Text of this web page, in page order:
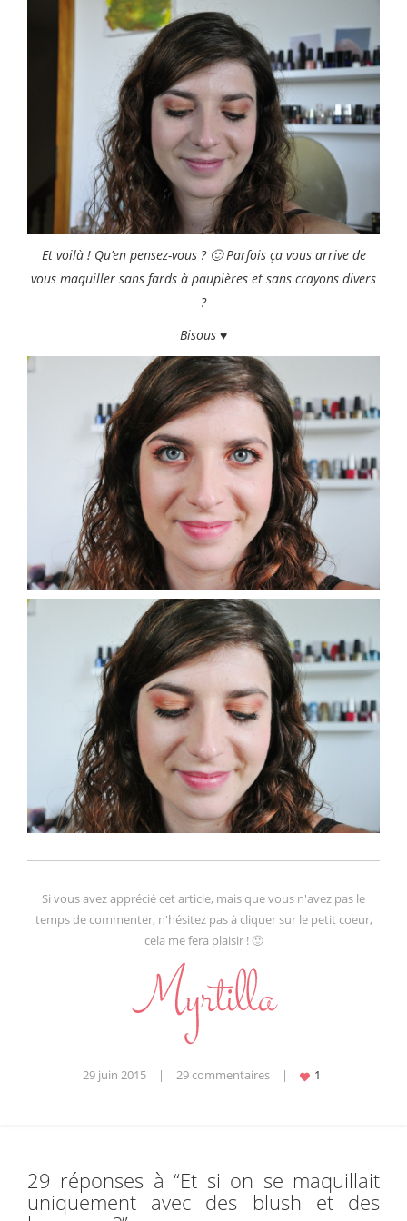
Et voilà ! Qu’en pensez-vous ? 🙂 Parfois ça vous arrive de
vous maquiller sans fards à paupières et sans crayons divers
?
Bisous ♥
Si vous avez apprécié cet article, mais que vous n'avez pas le
temps de commenter, n'hésitez pas à cliquer sur le petit coeur,
cela me fera plaisir ! 🙂
29 juin 2015 29 commentaires
29 réponses à “Et si on se maquillait
uniquement avec des blush et des